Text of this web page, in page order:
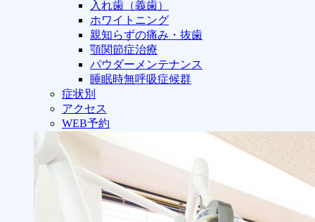
入れ歯（義歯）
ホワイトニング
親知らずの痛み・抜歯
顎関節症治療
パウダーメンテナンス
睡眠時無呼吸症候群
症状別
アクセス
WEB予約